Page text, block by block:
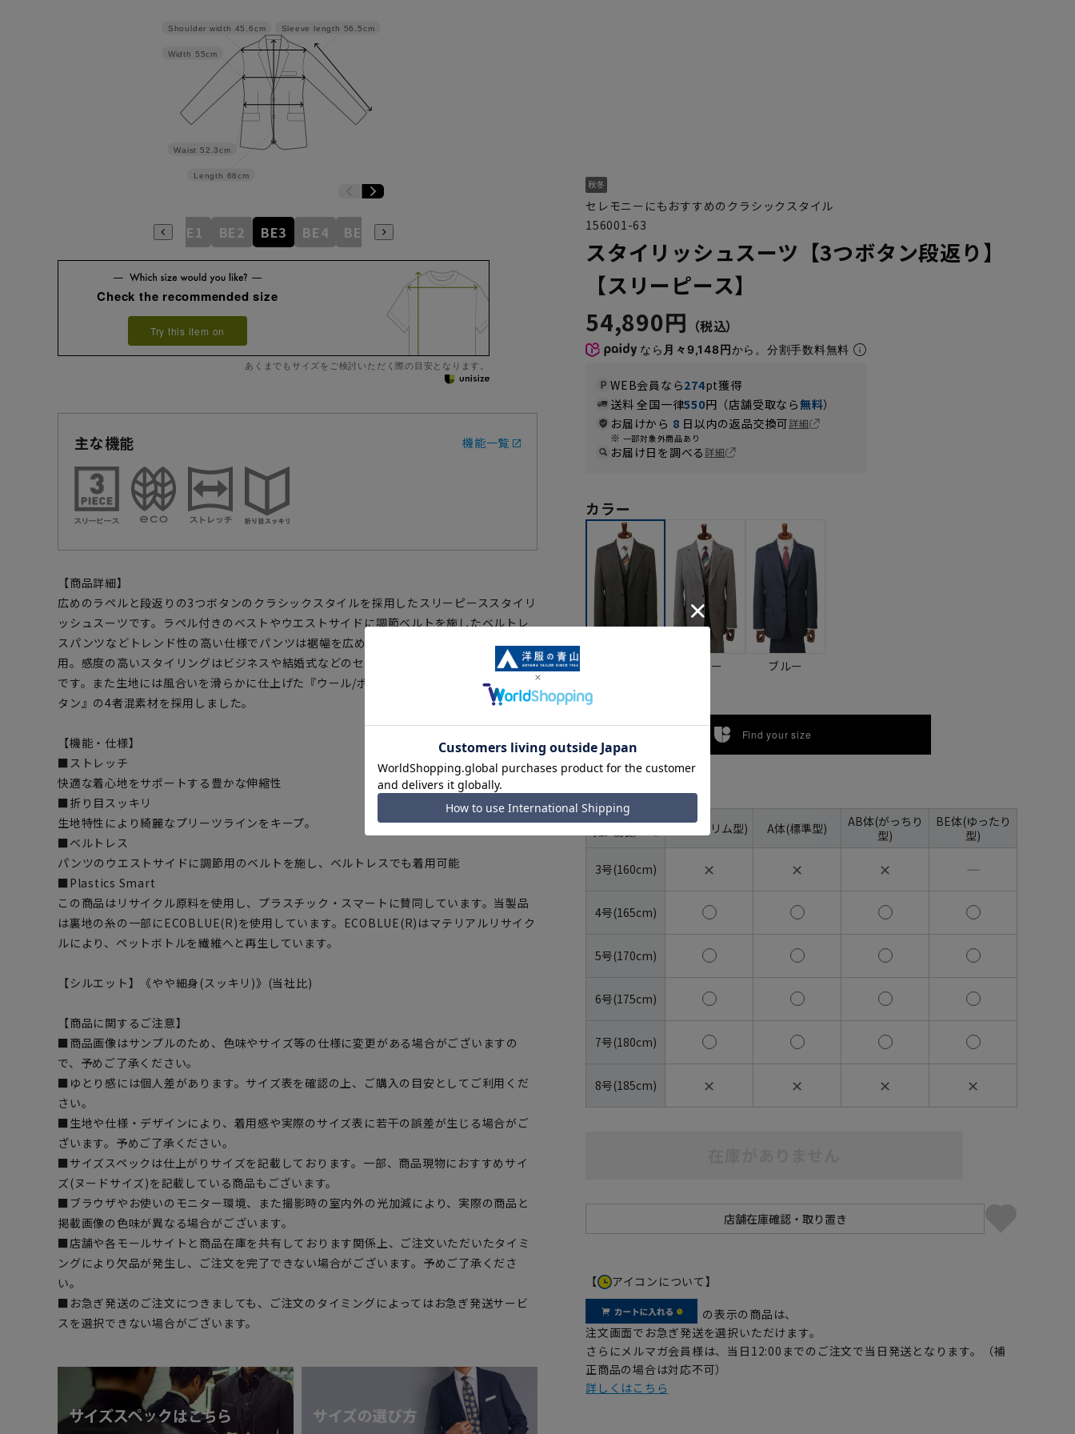
Sleeve length 56.5cm
Length 68cm
Waist 52.3cm
Width 55cm
Shoulder width 45.6cm
AB9 BE1 BE2 BE3 BE4 BE5 BE6 BE10 YA1 YA2
Check the recommended size
Try this item on
あくまでもサイズをご検討いただく際の目安となります。
主な機能 機能一覧
【商品詳細】
広めのラペルと段返りの3つボタンのクラシックスタイルを採用したスリーピーススタイリ
ッシュスーツです。ラペル付きのベストやウエストサイドに調節ベルトを施したベルトレ
スパンツなどトレンド性の高い仕様でパンツは裾幅を広めにとったストレートパンツを採
用。感度の高いスタイリングはビジネスや結婚式などのセレモニー使いにもおすすめの1着
です。また生地には風合いを滑らかに仕上げた『ウール/ポリエステル/レーヨン/ポリウレ
タン』の4者混素材を採用しました。
【機能・仕様】
■ストレッチ
快適な着心地をサポートする豊かな伸縮性
■折り目スッキリ
生地特性により綺麗なプリーツラインをキープ。
■ベルトレス
パンツのウエストサイドに調節用のベルトを施し、ベルトレスでも着用可能
■Plastics Smart
この商品はリサイクル原料を使用し、プラスチック・スマートに賛同しています。当製品
は裏地の糸の一部にECOBLUE(R)を使用しています。ECOBLUE(R)はマテリアルリサイク
ルにより、ペットボトルを繊維へと再生しています。
【シルエット】《やや細身(スッキリ)》(当社比)
【商品に関するご注意】
■商品画像はサンプルのため、色味やサイズ等の仕様に変更がある場合がございますの
で、予めご了承ください。
■ゆとり感には個人差があります。サイズ表を確認の上、ご購入の目安としてご利用くだ
さい。
■生地や仕様・デザインにより、着用感や実際のサイズ表に若干の誤差が生じる場合がご
ざいます。予めご了承ください。
■サイズスペックは仕上がりサイズを記載しております。一部、商品現物におすすめサイ
ズ(ヌードサイズ)を記載している商品もございます。
■ブラウザやお使いのモニター環境、また撮影時の室内外の光加減により、実際の商品と
掲載画像の色味が異なる場合がございます。
■店舗や各モールサイトと商品在庫を共有しております関係上、ご注文いただいたタイミ
ングにより欠品が発生し、ご注文を完了できない場合がございます。予めご了承くださ
い。
■お急ぎ発送のご注文につきましても、ご注文のタイミングによってはお急ぎ発送サービ
スを選択できない場合がございます。
セレモニーにもおすすめのクラシックスタイル
156001-63
スタイリッシュスーツ【3つボタン段返り】
【スリーピース】
54,890円
なら 月々9,148円から。分割手数料無料
WEB会員なら274pt獲得
送料 全国一律550円（店舗受取なら無料）
お届けから 8 日以内の返品交換可詳細
一部対象外商品あり
お届け日を調べる詳細
カラー
グレー ブルー
Find your size
サイズ
体型 YA体(スリム型) A体(標準型)
AB体(がっちり
型)
BE体(ゆったり
型)
3号(160cm) ✕ ✕ ✕ ―
4号(165cm)
5号(170cm)
6号(175cm)
7号(180cm)
8号(185cm) ✕ ✕ ✕ ✕
【 アイコンについて】
の表示の商品は、
注文画面でお急ぎ発送を選択いただけます。
さらにメルマガ会員様は、当日12:00までのご注文で当日発送となります。（補
正商品の場合は対応不可）
詳しくはこちら